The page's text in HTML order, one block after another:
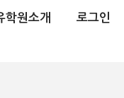
학원소개 로그인